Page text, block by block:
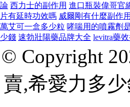
論 西力士的副作用 進口瓶裝偉哥官
片有延時功效嗎 威爾剛有什麼副作用
萬艾可一盒多少粒 哮喘用的噴霧劑
少錢 速勃壯陽藥品牌大全 levitra藥
© Copyright
賣,希愛力多